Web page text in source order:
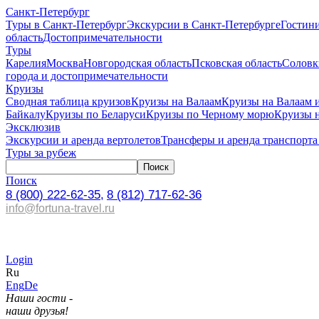
Санкт-Петербург
Туры в Санкт-ПетербургЭкскурсии в Санкт-Петербурге
областьДостопримечательности
Туры
КарелияМоскваНовгородская областьПсковская область
города и достопримечательности
Круизы
Сводная таблица круизовКруизы на ВалаамКруизы на Валаам
БайкалуКруизы по БеларусиКруизы по Черному морюКруизы
Эксклюзив
Экскурсии и аренда вертолетовТрансферы и аренда транспорта
Туры за рубеж
Поиск
8 (800) 222-62-35, 8 (812) 717-62-36
info@fortuna-travel.ru
Login
Ru
EngDe
Наши гости -
наши друзья!